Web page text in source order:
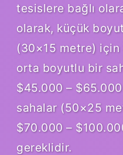
tesislere bağlı
olarak, küçük
(30×15 metre)
orta boyutlu bir
$45.000 –
sahalar (50×25
$70.000 –
gereklidir.